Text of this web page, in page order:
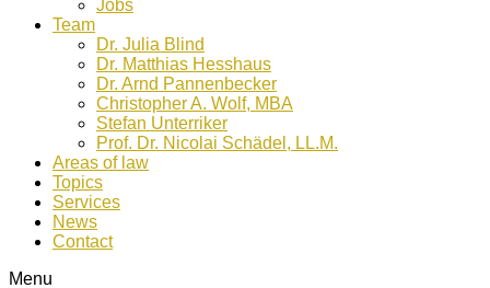
Jobs
Team
Dr. Julia Blind
Dr. Matthias Hesshaus
Dr. Arnd Pannenbecker
Christopher A. Wolf, MBA
Stefan Unterriker
Prof. Dr. Nicolai Schädel, LL.M.
Areas of law
Topics
Services
News
Contact
Menu